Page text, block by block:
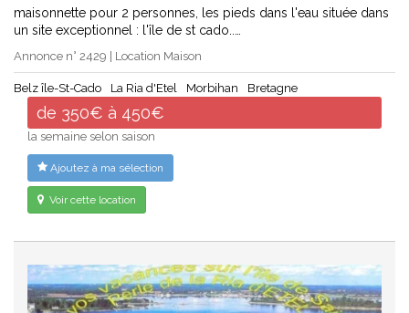
maisonnette pour 2 personnes, les pieds dans l'eau située dans
un site exceptionnel : l'île de st cado..…
Annonce n° 2429 | Location Maison
Belz île-St-Cado La Ria d'Etel Morbihan Bretagne
de 350€ à 450€
la semaine selon saison
Ajoutez à ma sélection
Voir cette location